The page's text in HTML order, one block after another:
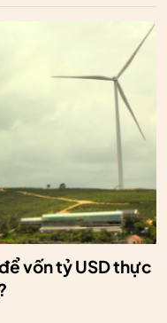
vốn tỷ USD thực